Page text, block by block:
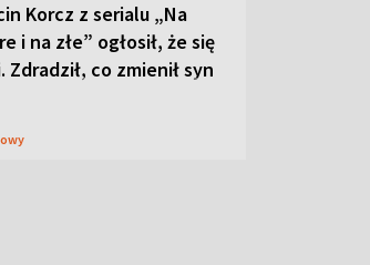
Korcz z serialu „Na
i na złe” ogłosił, że się
Zdradził, co zmienił syn